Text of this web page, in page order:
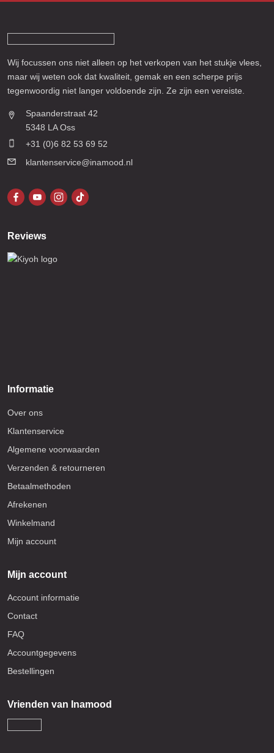
Wij focussen ons niet alleen op het verkopen van het stukje vlees,
maar wij weten ook dat kwaliteit, gemak en een scherpe prijs
tegenwoordig niet langer voldoende zijn. Ze zijn een vereiste.
Spaanderstraat 42
5348 LA Oss
+31 (0)6 82 53 69 52
klantenservice@inamood.nl
Reviews
Informatie
Over ons
Klantenservice
Algemene voorwaarden
Verzenden & retourneren
Betaalmethoden
Afrekenen
Winkelmand
Mijn account
Mijn account
Account informatie
Contact
FAQ
Accountgegevens
Bestellingen
Vrienden van Inamood